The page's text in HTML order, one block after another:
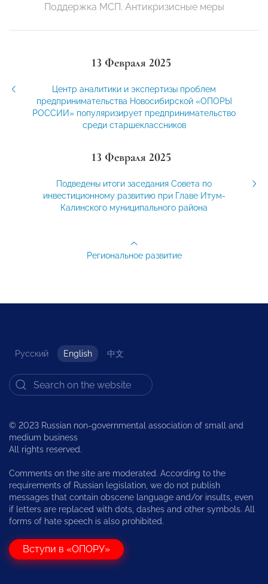
Поддержка МСП. Антикризисные меры
13 Февраля 2025
Центр аналитики и экспертизы проблем
предпринимательства Новосибирской «ОПОРЫ
РОССИИ» популяризирует предпринимательство
среди старшеклассников
13 Февраля 2025
Подведены итоги заседания Совета по
инвестиционному развитию при Главе Итум-
Калинского муниципального района
Региональное развитие
Русский English 中文
© 2023 Russian non-governmental association of small and
medium business
All rights reserved.
Comments on the site are moderated. According to the
requirements of Russian legislation, we do not publish
messages that contain obscene language and/or insults, even
if letters are replaced with dots, dashes and other symbols. All
forms of hate speech is also prohibited.
Вступи в «ОПОРУ»